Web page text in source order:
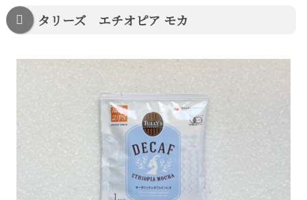
タリーズ エチオピア モカ